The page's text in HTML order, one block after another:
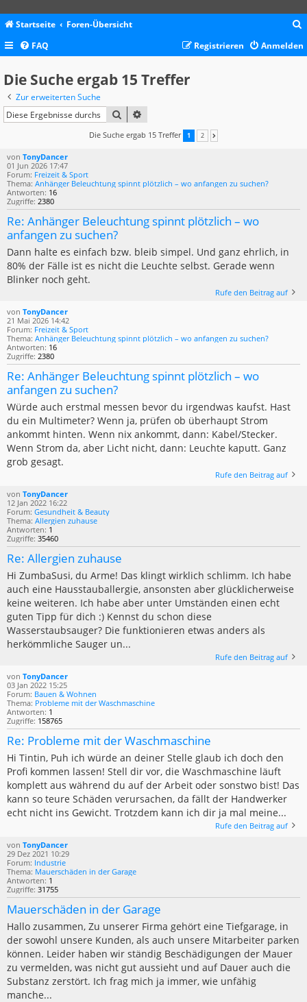
Startseite Foren-Übersicht
c
FAQ Anmelden
Registrieren
Die Suche ergab 15 Treffer
Zur erweiterten Suche
SUCHE
Die Suche ergab 15 Treffer 1 2
von TonyDancer
01 Jun 2026 17:47
Forum: Freizeit & Sport
Thema: Anhänger Beleuchtung spinnt plötzlich – wo anfangen zu suchen?
Antworten: 16
Zugriffe: 2380
Re: Anhänger Beleuchtung spinnt plötzlich – wo
anfangen zu suchen?
Dann halte es einfach bzw. bleib simpel. Und ganz ehrlich, in
80% der Fälle ist es nicht die Leuchte selbst. Gerade wenn
Blinker noch geht.
Rufe den Beitrag auf
von TonyDancer
21 Mai 2026 14:42
Forum: Freizeit & Sport
Thema: Anhänger Beleuchtung spinnt plötzlich – wo anfangen zu suchen?
Antworten: 16
Zugriffe: 2380
Re: Anhänger Beleuchtung spinnt plötzlich – wo
anfangen zu suchen?
Würde auch erstmal messen bevor du irgendwas kaufst. Hast
du ein Multimeter? Wenn ja, prüfen ob überhaupt Strom
ankommt hinten. Wenn nix ankommt, dann: Kabel/Stecker.
Wenn Strom da, aber Licht nicht, dann: Leuchte kaputt. Ganz
grob gesagt.
Rufe den Beitrag auf
von TonyDancer
12 Jan 2022 16:22
Forum: Gesundheit & Beauty
Thema: Allergien zuhause
Antworten: 1
Zugriffe: 35460
Re: Allergien zuhause
Hi ZumbaSusi, du Arme! Das klingt wirklich schlimm. Ich habe
auch eine Hausstauballergie, ansonsten aber glücklicherweise
keine weiteren. Ich habe aber unter Umständen einen echt
guten Tipp für dich :) Kennst du schon diese
Wasserstaubsauger? Die funktionieren etwas anders als
herkömmliche Sauger un...
Rufe den Beitrag auf
von TonyDancer
03 Jan 2022 15:25
Forum: Bauen & Wohnen
Thema: Probleme mit der Waschmaschine
Antworten: 1
Zugriffe: 158765
Re: Probleme mit der Waschmaschine
Hi Tintin, Puh ich würde an deiner Stelle glaub ich doch den
Profi kommen lassen! Stell dir vor, die Waschmaschine läuft
komplett aus während du auf der Arbeit oder sonstwo bist! Das
kann so teure Schäden verursachen, da fällt der Handwerker
echt nicht ins Gewicht. Trotzdem kann ich dir ja mal meine...
Rufe den Beitrag auf
von TonyDancer
29 Dez 2021 10:29
Forum: Industrie
Thema: Mauerschäden in der Garage
Antworten: 1
Zugriffe: 31755
Mauerschäden in der Garage
Hallo zusammen, Zu unserer Firma gehört eine Tiefgarage, in
der sowohl unsere Kunden, als auch unsere Mitarbeiter parken
können. Leider haben wir ständig Beschädigungen der Mauer
zu vermelden, was nicht gut aussieht und auf Dauer auch die
Substanz zerstört. Ich frag mich ja immer, wie unfähig
manche...